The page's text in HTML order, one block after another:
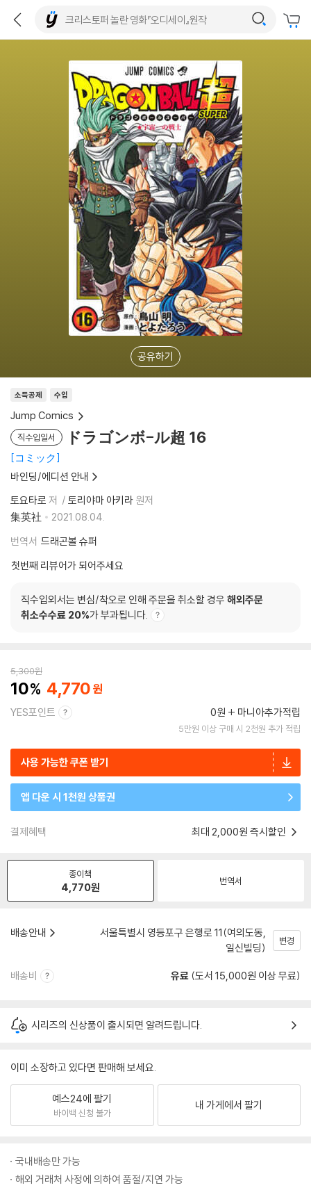
공유하기
소득공제 수입
Jump Comics
직수입일서 ドラゴンボ-ル超 16
コミック
바인딩/에디션 안내
토요타로 저 토리야마 아키라 원저
集英社
2021.08.04.
번역서 드래곤볼 슈퍼
첫번째 리뷰어가 되어주세요
직수입외서는 변심/착오로 인해 주문을 취소할 경우 해외주문
취소수수료 20%가 부과됩니다.
5,300원
10 4,770
YES포인트 0원 마니아추가적립
5만원 이상 구매 시 2천원 추가 적립
사용 가능한 쿠폰 받기
앱 다운 시 1천원 상품권
결제혜택 최대 2,000원 즉시할인
종이책
4,770원 번역서
배송안내
서울특별시 영등포구 은행로 11(여의도동,
일신빌딩)
변경
배송비 유료 (도서 15,000원 이상 무료)
시리즈의 신상품이 출시되면 알려드립니다.
이미 소장하고 있다면 판매해 보세요.
예스24에 팔기
바이백 신청 불가
내 가게에서 팔기
국내배송만 가능
해외 거래처 사정에 의하여 품절/지연 가능